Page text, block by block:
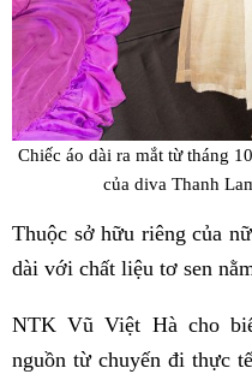
Chiếc áo dài ra mắt từ tháng
của diva Thanh
Thuộc sở hữu riêng của
dài với chất liệu tơ sen
NTK Vũ Việt Hà cho
nguồn từ chuyến đi thực